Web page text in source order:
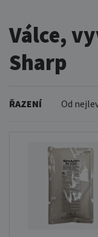
Válce,
Sharp
ŘAZENÍ Od